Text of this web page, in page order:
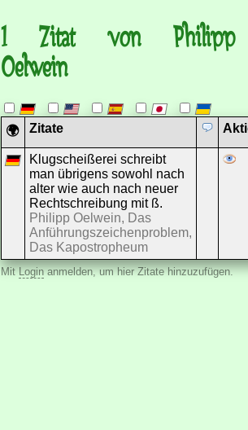
1 Zitat von Philipp
Oelwein
🌍 Zitate
Klugscheißerei schreibt
man übrigens sowohl nach
alter wie auch nach neuer
Rechtschreibung mit ß.
Philipp Oelwein, Das
Anführungszeichenproblem,
Das Kapostropheum
MitLoginanmelden, um hier Zitate hinzuzufügen.